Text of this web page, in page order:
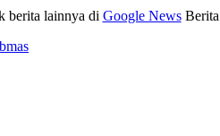
berita lainnya di Google News